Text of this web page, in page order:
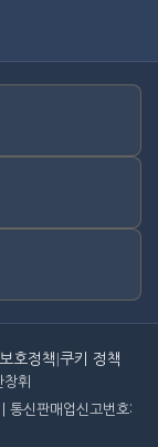
호정책 쿠키 정책
휘
| 통신판매업신고번호: